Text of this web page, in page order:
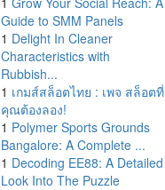
Guide to SMM Panels
1 Delight In Cleaner
Characteristics with
Rubbish...
1 เกมส์สล็อตไทย : เพจ สล็อตที่
คุณต้องลอง!
1 Polymer Sports Grounds
Bangalore: A Complete ...
1 Decoding EE88: A Detailed
Look Into The Puzzle